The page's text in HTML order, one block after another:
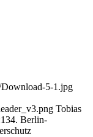
Download-5-1.jpg
Tobias
4. Berlin-